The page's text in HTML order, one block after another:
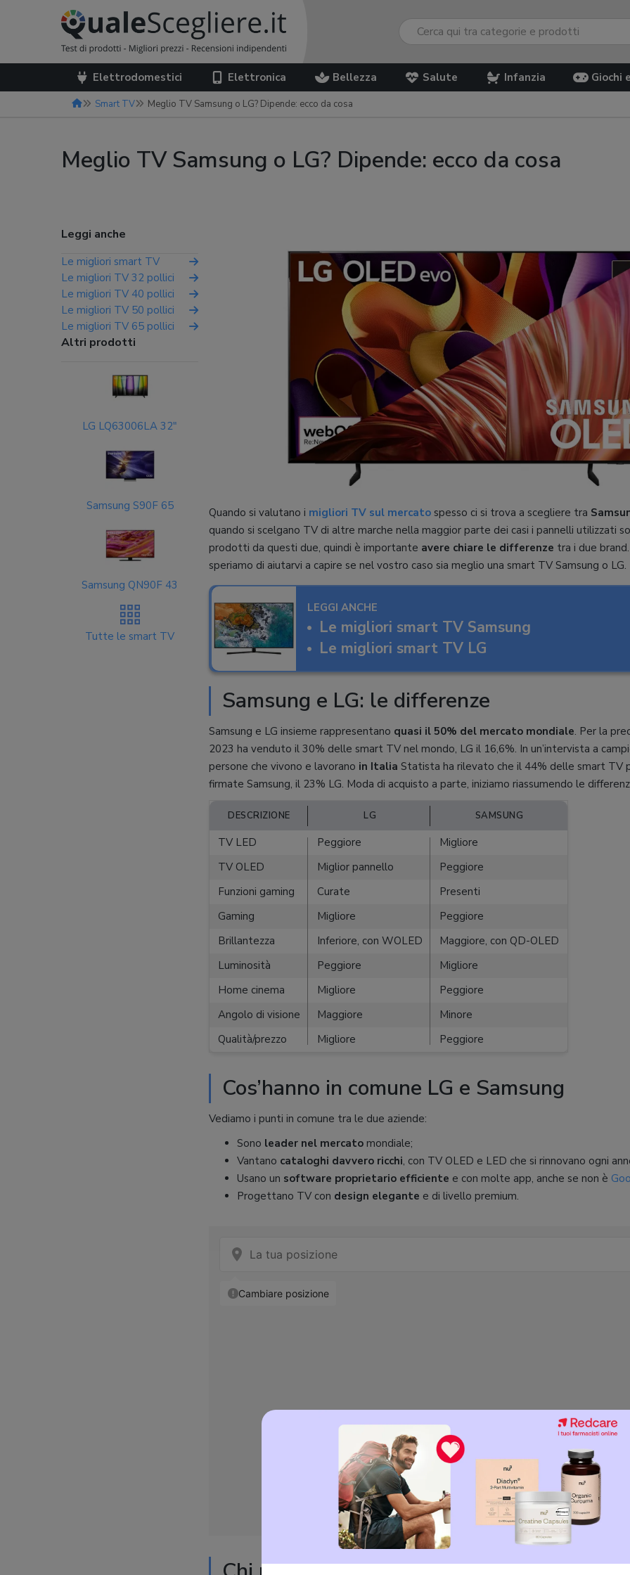
Elettrodomestici Elettronica Bellezza Salute Infanzia Giochi
Smart TV Meglio TV Samsung o LG? Dipende: ecco da cosa
Meglio TV Samsung o LG? Dipende: ecco da cosa
Quando si valutano i migliori TV sul mercato spesso ci si trova a scegliere tra
quando si scelgano TV di altre marche nella maggior parte dei casi i pannelli utilizzati
prodotti da questi due, quindi è importante avere chiare le differenze tra i due
speriamo di aiutarvi a capire se nel vostro caso sia meglio una smart TV Samsung o LG.
LEGGI ANCHE
Le migliori smart TV Samsung
Le migliori smart TV LG
Samsung e LG: le differenze
Samsung e LG insieme rappresentano quasi il 50% del mercato mondiale. Per la
2023 ha venduto il 30% delle smart TV nel mondo, LG il 16,6%. In un’intervista a
persone che vivono e lavorano in Italia Statista ha rilevato che il 44% delle smart TV
firmate Samsung, il 23% LG. Moda di acquisto a parte, iniziamo riassumendo le
DESCRIZIONE LG SAMSUNG
TV LED Peggiore
Migliore
TV OLED
Miglior pannello
Peggiore
Funzioni gaming
Curate
Presenti
Gaming
Migliore
Peggiore
Brillantezza
Inferiore, con WOLED
Maggiore, con QD-OLED
Luminosità
Peggiore
Migliore
Home cinema
Migliore
Peggiore
Angolo di visione
Maggiore
Minore
Qualità/prezzo
Migliore Peggiore
Cos’hanno in comune LG e Samsung
Vediamo i punti in comune tra le due aziende:
Sono leader nel mercato mondiale;
Vantano cataloghi davvero ricchi, con TV OLED e LED che si rinnovano ogni
Usano un software proprietario efficiente e con molte app, anche se non è
Progettano TV con design elegante e di livello premium.
Leggi anche
Le migliori smart TV
Le migliori TV 32 pollici
Le migliori TV 40 pollici
Le migliori TV 50 pollici
Le migliori TV 65 pollici
Altri prodotti
LG LQ63006LA 32"
Samsung S90F 65
Samsung QN90F 43
Tutte le smart TV